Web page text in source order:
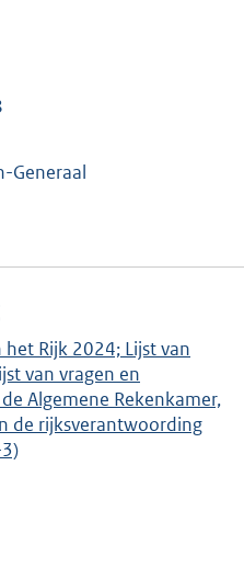
Generaal
het Rijk 2024; Lijst van
van vragen en
Algemene Rekenkamer,
de rijksverantwoording